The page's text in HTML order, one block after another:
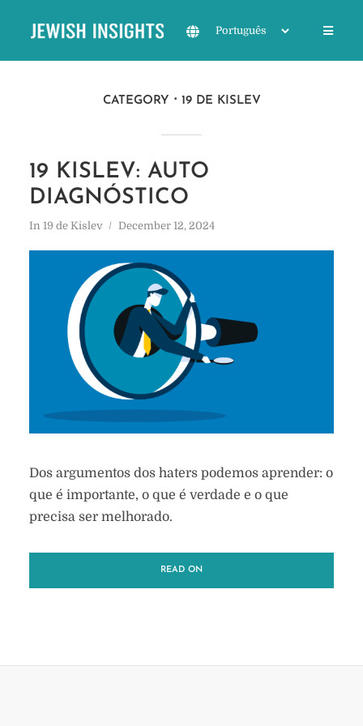
CATEGORY 19 DE KISLEV
19 KISLEV: AUTO
DIAGNÓSTICO
In 19 de Kislev December 12, 2024
Dos argumentos dos haters podemos aprender: o
que é importante, o que é verdade e o que
precisa ser melhorado.
READ ON